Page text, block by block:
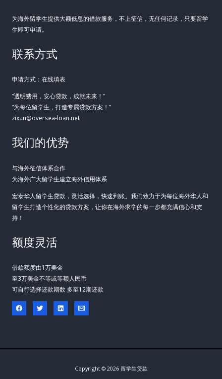
为海外留学生提供大额低息的借款服务，不上征信，无任何记录，只要留学
生即可申请。
联系方式
申请方式：在线填表
“透明费用，安心贷款，成就未来！”
“为每位留学生，打造专属贷款方案！”
zixun@oversea-loan.net
我们的优势
与海外征信体系合作
为海外广大留学生建立海外信用体系
宏泰华人留学生贷款，灵活选择，快速到账。我们致力于为每位海外华人和
留学生打造个性化的贷款方案，让你在海外求学的每一步都充满信心和支
持！
额度灵活
借款额度由1万美金
至3万美金不等或等额人民币
可自行选择还款期数 多至12期还款
Copyright © 2026 留学生贷款